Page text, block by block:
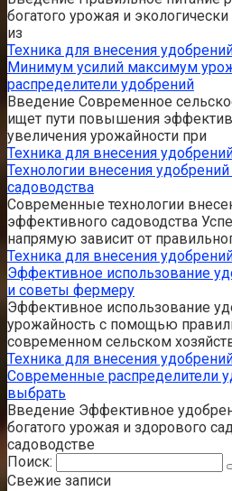
богатого урожая и
из
Техника для внесения
Минимум усилий максимум
распределители удобрений
Введение Современное
ищет пути повышения
увеличения урожайности при
Техника для внесения
Технологии внесения
садоводства
Современные технологии
эффективного садоводства
напрямую зависит от
Техника для внесения
Эффективное использование
и советы фермеру
Эффективное использование
урожайность с помощью
современном сельском
Техника для внесения
Современные распределители
выбрать
Введение Эффективное
богатого урожая и здорового
садоводстве
Поиск:
Свежие записи